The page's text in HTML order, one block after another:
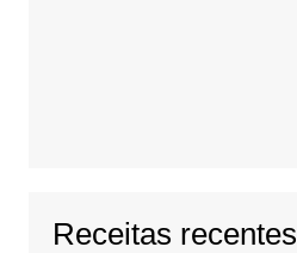
Receitas recentes